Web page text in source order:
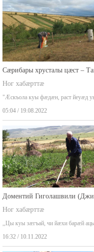
Сæрибары хрусталы цæст –
Ног хабæрттæ
"Æскъола куы фæдæн, раст йеуæд
05:04 / 19.08.2022
Доментий Гиголашвили
Ног хабæрттæ
,,Цы куы зæгъай, чи йæхи барæй
16:32 / 10.11.2022